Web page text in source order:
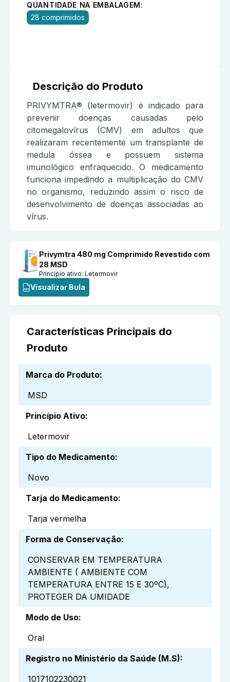
QUANTIDADE NA EMBALAGEM:
28 comprimidos
Descrição do Produto
PRIVYMTRA® (letermovir) é indicado para
prevenir doenças causadas pelo
citomegalovírus (CMV) em adultos que
realizaram recentemente um transplante de
medula óssea e possuem sistema
imunológico enfraquecido. O medicamento
funciona impedindo a multiplicação do CMV
no organismo, reduzindo assim o risco de
desenvolvimento de doenças associadas ao
vírus.
Privymtra 480 mg Comprimido Revestido com
28 MSD
Princípio ativo:Letermovir
Visualizar Bula
Características Principais do
Produto
Marca do Produto:
MSD
Princípio Ativo:
Letermovir
Tipo do Medicamento:
Novo
Tarja do Medicamento:
Tarja vermelha
Forma de Conservação:
CONSERVAR EM TEMPERATURA
AMBIENTE ( AMBIENTE COM
TEMPERATURA ENTRE 15 E 30ºC),
PROTEGER DA UMIDADE
Modo de Uso:
Oral
Registro no Ministério da Saúde (M.S):
1017102230021